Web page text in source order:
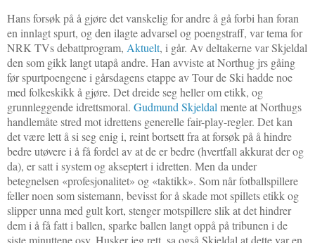
Hans forsøk på å gjøre det vanskelig for andre å gå forbi han foran
en innlagt spurt, og den ilagte advarsel og poengstraff, var tema for
NRK TVs debattprogram, Aktuelt, i går. Av deltakerne var Skjeldal
den som gikk langt utapå andre. Han avviste at Northug jrs gåing
før spurtpoengene i gårsdagens etappe av Tour de Ski hadde noe
med folkeskikk å gjøre. Det dreide seg heller om etikk, og
grunnleggende idrettsmoral. Gudmund Skjeldal mente at Northugs
handlemåte stred mot idrettens generelle fair-play-regler. Det kan
det være lett å si seg enig i, reint bortsett fra at forsøk på å hindre
bedre utøvere i å få fordel av at de er bedre (hvertfall akkurat der og
da), er satt i system og akseptert i idretten. Men da under
betegnelsen «profesjonalitet» og «taktikk». Som når fotballspillere
feller noen som sistemann, bevisst for å skade mot spillets etikk og
slipper unna med gult kort, stenger motspillere slik at det hindrer
dem i å få fatt i ballen, sparke ballen langt oppå på tribunen i de
siste minuttene osv. Husker jeg rett, sa også Skjeldal at dette var en